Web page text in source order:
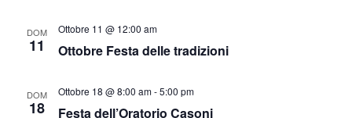
DOM
11 Ottobre Festa delle tradizioni
Ottobre 11 @ 12:00 am
DOM
18 Festa dell’Oratorio Casoni
Ottobre 18 @ 8:00 am-5:00 pm